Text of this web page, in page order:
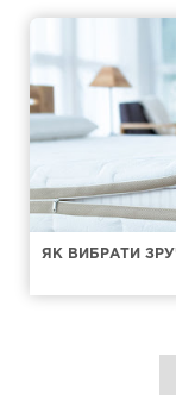
ЯК ВИБРАТИ